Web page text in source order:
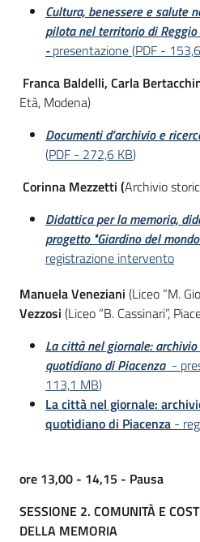
Cultura, benessere e salute
pilota nel territorio di
-presentazione(PDF -
Franca Baldelli, Carla
Età, Modena)
Documenti d’archivio e
(PDF - 272,6 KB)
Corinna Mezzetti (Archivio
Didattica per la memoria,
progetto "Giardino del
registrazione intervento
Manuela Veneziani (Liceo “M.
Vezzosi (Liceo “B. Cassinari”,
La città nel giornale:
quotidiano di Piacenza-
113,1 MB)
La città nel giornale:
quotidiano di Piacenza -
ore 13,00 - 14,15 - Pausa
SESSIONE 2. COMUNITÀ E
DELLA MEMORIA